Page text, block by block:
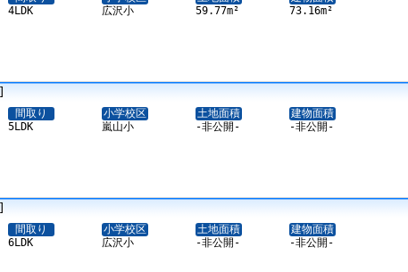
4LDK
広沢小
59.77m²
73.16m²
間取り
5LDK
小学校区
嵐山小
土地面積
-非公開-
建物面積
-非公開-
間取り
6LDK
小学校区
広沢小
土地面積
-非公開-
建物面積
-非公開-